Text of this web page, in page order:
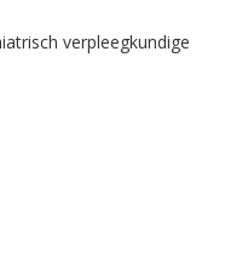
verpleegkundige